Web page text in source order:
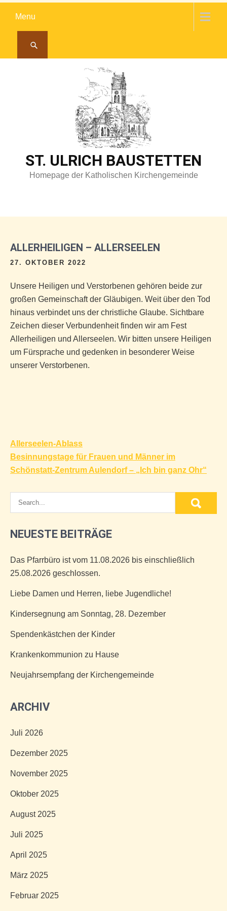
Menu
ST. ULRICH BAUSTETTEN
Homepage der Katholischen Kirchengemeinde
ALLERHEILIGEN – ALLERSEELEN
27. OKTOBER 2022
Unsere Heiligen und Verstorbenen gehören beide zur
großen Gemeinschaft der Gläubigen. Weit über den Tod
hinaus verbindet uns der christliche Glaube. Sichtbare
Zeichen dieser Verbundenheit finden wir am Fest
Allerheiligen und Allerseelen. Wir bitten unsere Heiligen
um Fürsprache und gedenken in besonderer Weise
unserer Verstorbenen.
Beitragsnavigation
Allerseelen-Ablass
Besinnungstage für Frauen und Männer im
Schönstatt-Zentrum Aulendorf – „Ich bin ganz Ohr“
NEUESTE BEITRÄGE
Das Pfarrbüro ist vom 11.08.2026 bis einschließlich
25.08.2026 geschlossen.
Liebe Damen und Herren, liebe Jugendliche!
Kindersegnung am Sonntag, 28. Dezember
Spendenkästchen der Kinder
Krankenkommunion zu Hause
Neujahrsempfang der Kirchengemeinde
ARCHIV
Juli 2026
Dezember 2025
November 2025
Oktober 2025
August 2025
Juli 2025
April 2025
März 2025
Februar 2025